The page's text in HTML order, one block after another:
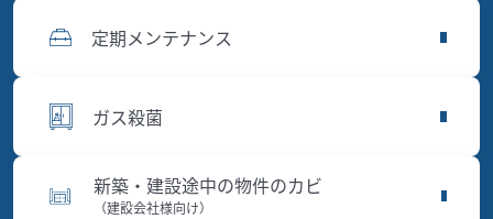
定期メンテナンス
ガス殺菌
新築・建設途中の物件のカビ
（建設会社様向け）